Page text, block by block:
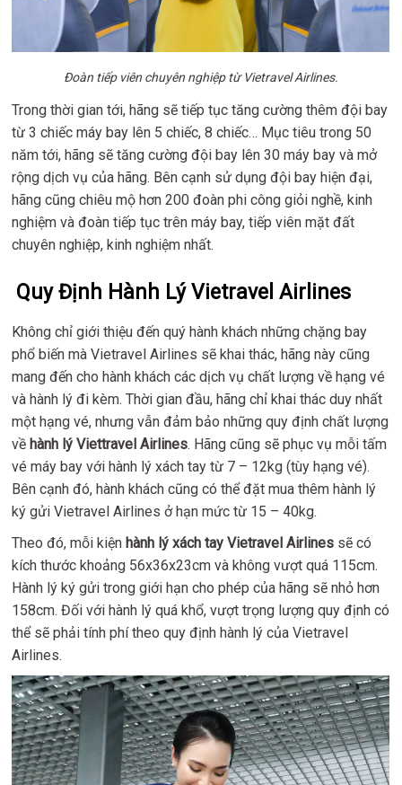
Đoàn tiếp viên chuyên nghiệp từ Vietravel Airlines.
Trong thời gian tới, hãng sẽ tiếp tục tăng cường thêm đội bay
từ 3 chiếc máy bay lên 5 chiếc, 8 chiếc… Mục tiêu trong 50
năm tới, hãng sẽ tăng cường đội bay lên 30 máy bay và mở
rộng dịch vụ của hãng. Bên cạnh sử dụng đội bay hiện đại,
hãng cũng chiêu mộ hơn 200 đoàn phi công giỏi nghề, kinh
nghiệm và đoàn tiếp tục trên máy bay, tiếp viên mặt đất
chuyên nghiệp, kinh nghiệm nhất.
Quy Định Hành Lý Vietravel Airlines
Không chỉ giới thiệu đến quý hành khách những chặng bay
phổ biến mà Vietravel Airlines sẽ khai thác, hãng này cũng
mang đến cho hành khách các dịch vụ chất lượng về hạng vé
và hành lý đi kèm. Thời gian đầu, hãng chỉ khai thác duy nhất
một hạng vé, nhưng vẫn đảm bảo những quy định chất lượng
về hành lý Viettravel Airlines. Hãng cũng sẽ phục vụ mỗi tấm
vé máy bay với hành lý xách tay từ 7 – 12kg (tùy hạng vé).
Bên cạnh đó, hành khách cũng có thể đặt mua thêm hành lý
ký gửi Vietravel Airlines ở hạn mức từ 15 – 40kg.
Theo đó, mỗi kiện hành lý xách tay Vietravel Airlines sẽ có
kích thước khoảng 56x36x23cm và không vượt quá 115cm.
Hành lý ký gửi trong giới hạn cho phép của hãng sẽ nhỏ hơn
158cm. Đối với hành lý quá khổ, vượt trọng lượng quy định có
thể sẽ phải tính phí theo quy định hành lý của Vietravel
Airlines.